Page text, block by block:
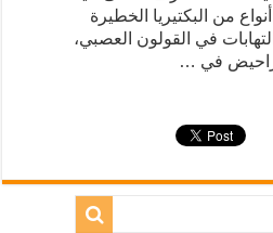
من البكتيريا الخطيرة
في القولون العصبي،
في …